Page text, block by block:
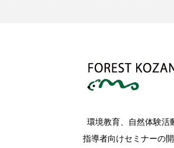
環境教育、自然体験活
指導者向けセミナーの